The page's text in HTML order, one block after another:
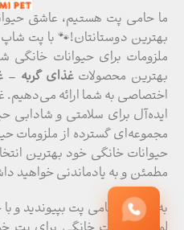
ما حامی پت هستیم، عاشق
بهترین دوستانتان!🐾 با پت
ملزومات برای حیوانات
بهترین محصولاتغذای گربه –
اختصاصی به شما ارائه می‌دهیم.
ایده‌آل برای سلامتی و شادابی
مجموعه‌ای گسترده از ملزومات
حیوانات خانگی خود بهترین
مطمئن و به یادماندنی خواهید
به خانواده حامی پت بپیوندید و